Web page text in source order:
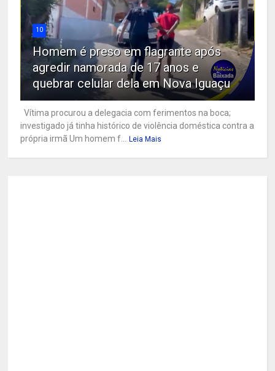
10
Homem é preso em flagrante após
agredir namorada de 17 anos e
quebrar celular dela em Nova Iguaçu
Vítima procurou a delegacia com ferimentos na boca;
investigado já tinha histórico de violência doméstica contra a
própria irmã Um homem f...
Leia Mais